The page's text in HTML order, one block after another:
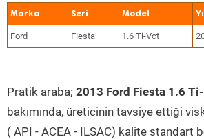
Marka Seri Model Yıl
Ford Fiesta 1.6 Ti-Vct
Pratik araba; 2013 Ford Fiesta 1.6
bakımında, üreticinin tavsiye ettiği
( API - ACEA - ILSAC) kalite standart